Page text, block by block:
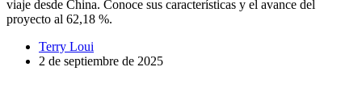
viaje desde China. Conoce sus características y el avance del
proyecto al 62,18 %.
Terry Loui
2 de septiembre de 2025